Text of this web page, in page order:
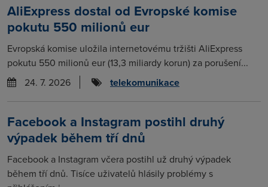
AliExpress dostal od Evropské komise
pokutu 550 milionů eur
Evropská komise uložila internetovému tržišti AliExpress
pokutu 550 milionů eur (13,3 miliardy korun) za porušení...
24. 7. 2026
telekomunikace
Facebook a Instagram postihl druhý
výpadek během tří dnů
Facebook a Instagram včera postihl už druhý výpadek
během tří dnů. Tisíce uživatelů hlásily problémy s